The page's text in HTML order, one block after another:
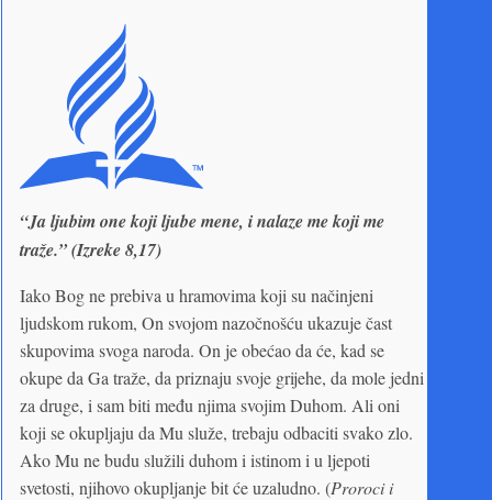
“Ja ljubim one koji ljube mene, i nalaze me koji me
traže.” (Izreke 8,17)
Iako Bog ne prebiva u hramovima koji su načinjeni
ljudskom rukom, On svojom nazočnošću ukazuje čast
skupovima svoga naroda. On je obećao da će, kad se
okupe da Ga traže, da priznaju svoje grijehe, da mole jedni
za druge, i sam biti među njima svojim Duhom. Ali oni
koji se okupljaju da Mu služe, trebaju odbaciti svako zlo.
Ako Mu ne budu služili duhom i istinom i u ljepoti
svetosti, njihovo okupljanje bit će uzaludno. (Proroci i